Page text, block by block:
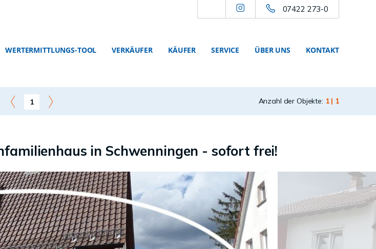
07422 273-0
WERTERMITTLUNGS-TOOL VERKÄUFER KÄUFER SERVICE ÜBER UNS KONTAKT
1 Anzahl der Objekte: 1 | 1
in Schwenningen - sofort frei!